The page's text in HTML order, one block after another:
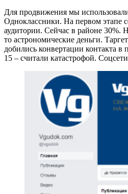
Для продвижения мы
Одноклассники. На первом этапе
аудитории. Сейчас в районе 30%.
то астрономические деньги.
добились конвертации контакта
15 – считали катастрофой.